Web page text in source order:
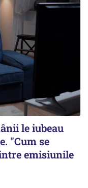
le iubeau
"Cum se
emisiunile